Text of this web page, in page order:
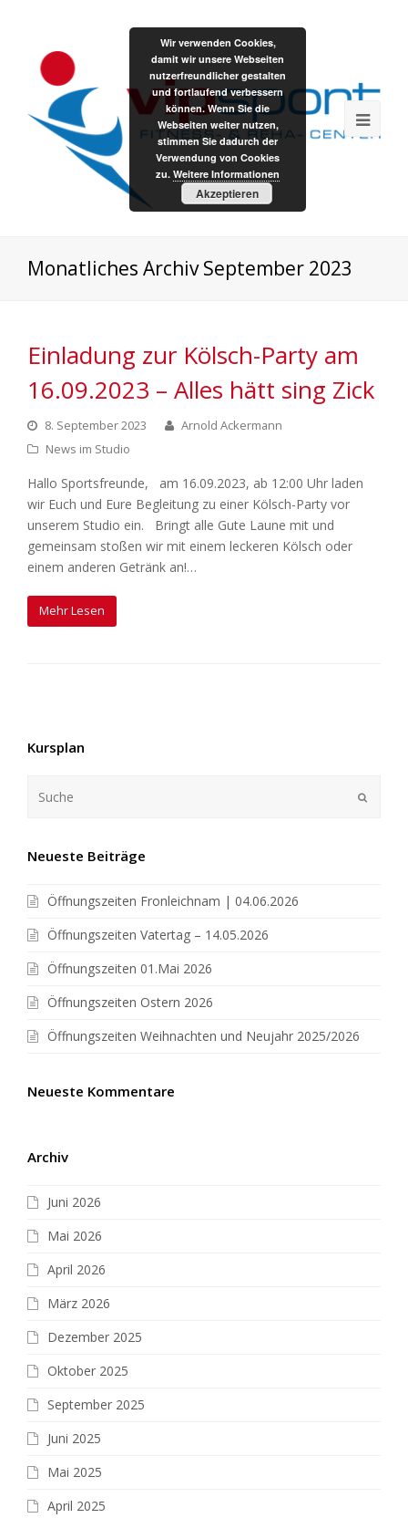
Monatliches Archiv September 2023
Einladung zur Kölsch-Party am
16.09.2023 – Alles hätt sing Zick
8. September 2023
Arnold Ackermann
News im Studio
Hallo Sportsfreunde, am 16.09.2023, ab 12:00 Uhr laden
wir Euch und Eure Begleitung zu einer Kölsch-Party vor
unserem Studio ein. Bringt alle Gute Laune mit und
gemeinsam stoßen wir mit einem leckeren Kölsch oder
einem anderen Getränk an!…
Mehr Lesen
Kursplan
Neueste Beiträge
Öffnungszeiten Fronleichnam | 04.06.2026
Öffnungszeiten Vatertag – 14.05.2026
Öffnungszeiten 01.Mai 2026
Öffnungszeiten Ostern 2026
Öffnungszeiten Weihnachten und Neujahr 2025/2026
Neueste Kommentare
Archiv
Juni 2026
Mai 2026
April 2026
März 2026
Dezember 2025
Oktober 2025
September 2025
Juni 2025
Mai 2025
April 2025
Wir verwenden Cookies,
damit wir unsere Webseiten
nutzerfreundlicher gestalten
und fortlaufend verbessern
können. Wenn Sie die
Webseiten weiter nutzen,
stimmen Sie dadurch der
Verwendung von Cookies
zu. Weitere Informationen
Akzeptieren